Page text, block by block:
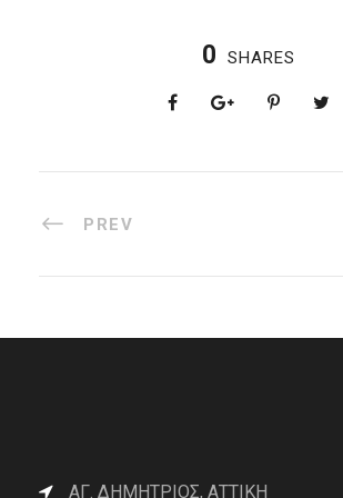
0 SHARES
PREV
ΑΓ. ΔΗΜΗΤΡΙΟΣ, ΑΤΤΙΚΗ